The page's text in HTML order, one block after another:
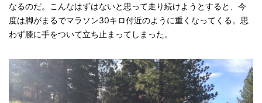
なるのだ。こんなはずはないと思って走り続けようとすると、今
度は脚がまるでマラソン30キロ付近のように重くなってくる。思
わず膝に手をついて立ち止まってしまった。